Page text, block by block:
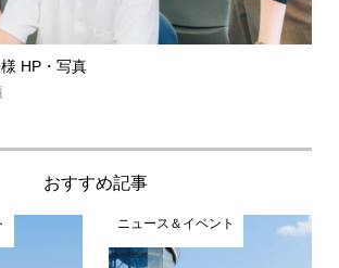
筑波山ゲルグランピング・㈱MJコーポレーショ
おすすめ記事
ニュース＆イベント